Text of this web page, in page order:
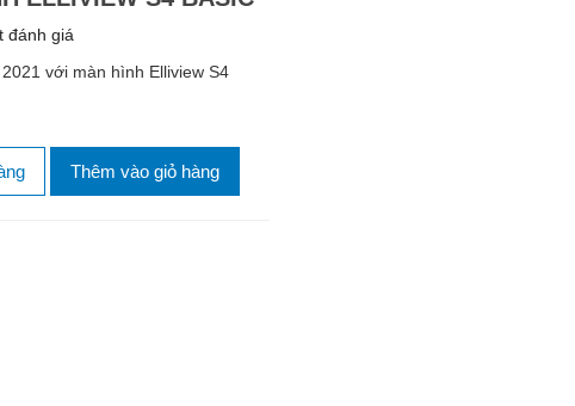
đánh giá
với màn hình Elliview S4
Thêm vào giỏ hàng